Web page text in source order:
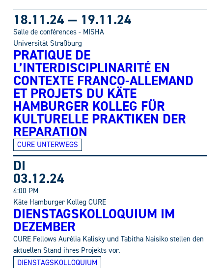
18.11.24 — 19.11.24
Salle de conférences - MISHA
Universität Straßburg
PRATIQUE DE
L’INTERDISCIPLINARITÉ EN
CONTEXTE FRANCO-ALLEMAND
ET PROJETS DU KÄTE
HAMBURGER KOLLEG FÜR
KULTURELLE PRAKTIKEN DER
REPARATION
CURE UNTERWEGS
DI
03.12.24
4:00 PM
Käte Hamburger Kolleg CURE
DIENSTAGSKOLLOQUIUM IM
DEZEMBER
CURE Fellows Aurélia Kalisky und Tabitha Naisiko stellen den
aktuellen Stand ihres Projekts vor.
DIENSTAGSKOLLOQUIUM